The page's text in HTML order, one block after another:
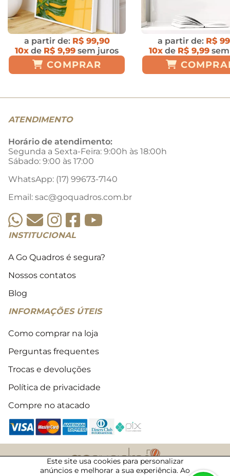
a partir de: R$ 99,90
10x de R$ 9,99 sem juros
COMPRAR
a partir de: R$
10xde R$ 9,99sem
ATENDIMENTO
Horário de atendimento:
Segunda a Sexta-Feira: 9:00h às 18:00h
Sábado: 9:00 às 17:00
WhatsApp: (17) 99673-7140
Email: sac@goquadros.com.br
INSTITUCIONAL
A Go Quadros é segura?
Nossos contatos
Blog
INFORMAÇÕES ÚTEIS
Como comprar na loja
Perguntas frequentes
Trocas e devoluções
Política de privacidade
Compre no atacado
Este site usa cookies para personalizar
anúncios e melhorar a sua experiência. Ao